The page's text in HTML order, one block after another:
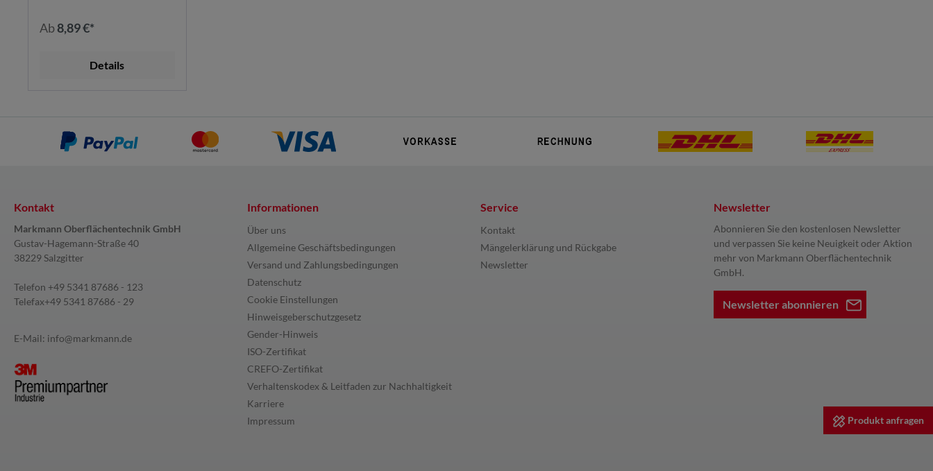
Ab8,89 €*
Details
Kontakt
Markmann Oberflächentechnik GmbH
Gustav-Hagemann-Straße 40
38229 Salzgitter
Telefon +49 5341 87686 - 123
Telefax+49 5341 87686 - 29
E-Mail: info@markmann.de
Informationen
Über uns
Allgemeine Geschäftsbedingungen
Versand und Zahlungsbedingungen
Datenschutz
Cookie Einstellungen
Hinweisgeberschutzgesetz
Gender-Hinweis
ISO-Zertifikat
CREFO-Zertifikat
Verhaltenskodex & Leitfaden zur Nachhaltigkeit
Karriere
Impressum
Service
Kontakt
Mängelerklärung und Rückgabe
Newsletter
Newsletter
Abonnieren Sie den kostenlosen Newsletter
und verpassen Sie keine Neuigkeit oder Aktion
mehr von Markmann Oberflächentechnik
GmbH.
Newsletter abonnieren
Produkt anfragen